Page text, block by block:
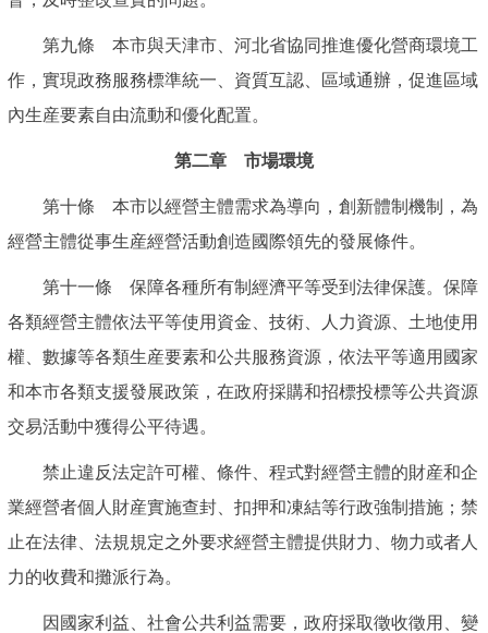
第九條 本市與天津市、河北省協同推進優化營商環境工
作，實現政務服務標準統一、資質互認、區域通辦，促進區域
內生産要素自由流動和優化配置。
第二章 市場環境
第十條 本市以經營主體需求為導向，創新體制機制，為
經營主體從事生産經營活動創造國際領先的發展條件。
第十一條 保障各種所有制經濟平等受到法律保護。保障
各類經營主體依法平等使用資金、技術、人力資源、土地使用
權、數據等各類生産要素和公共服務資源，依法平等適用國家
和本市各類支援發展政策，在政府採購和招標投標等公共資源
交易活動中獲得公平待遇。
禁止違反法定許可權、條件、程式對經營主體的財産和企
業經營者個人財産實施查封、扣押和凍結等行政強制措施；禁
止在法律、法規規定之外要求經營主體提供財力、物力或者人
力的收費和攤派行為。
因國家利益、社會公共利益需要，政府採取徵收徵用、變